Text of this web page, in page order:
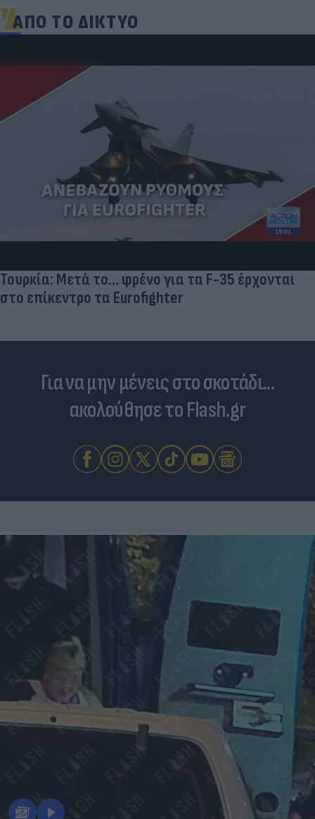
ΑΠΟ ΤΟ ΔΙΚΤΥΟ
Τουρκία: Μετά το... φρένο για τα F-35 έρχονται
στο επίκεντρο τα Eurofighter
Για να μην μένεις στο σκοτάδι...
ακολούθησε το Flash.gr